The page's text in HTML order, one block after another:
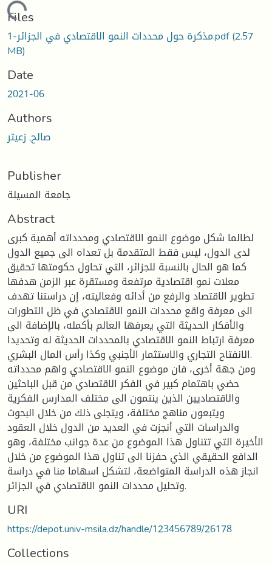
Loading...
Files
مذكرة حول محددات النمو الاقتصادي في الجزائر-1.pdf(2.57
MB)
Date
2021-06
Authors
صالح, زعيتر
Publisher
جامعة المسيلة
Abstract
لطالما شكل موضوع النمو الاقتصادي ومحدداته أهمية كبرى
لدى الدول، ليس فقط المتقدمة بل تعداه الى جميع الدول
كما هو الحال بالنسبة للجزائر، التي تحاول حكومتها تحقيق
معلات نمو اقتصادية مرتفعة ومستقرة عبر الزمن هدفها
تطوير الاقتصاد والرفع من أدائه وفعاليته، إن دراستنا تهدف
الى معرفة واقع محددات النمو الاقتصادي في ظل التطورات
والأفكار الحديثة التي يعرفها العالم بأكمله، بالإضافة الى
معرفة ارتباط النمو الاقتصادي بالمحددات الحديثة له وتحديدا
الانفتاح التجاري والاستثمار الأجنبي وكذا رأس المال البشري.
ومن جهة أخرى، فان موضوع النمو الاقتصادي واهم محدداته
حضي باهتمام كبير في الفكر الاقتصادي من قبل الباحثين
والاقتصاديين الذين ينتمون الى مختلف المدارس الفكرية
ويتبعون مناهج مختلفة، ويتجلى ذلك من خلال البحوث
والدراسات التي أنجزت في العديد من الدول خلال العقود
الأخيرة التي تتناول هذا الموضوع من عدة جوانب مختلفة، وهو
الدافع الحقيقي الذي حفزنا الى تناول هذا الموضوع من خلال
انجاز هذه الدراسة المتواضعة، لتشكل اسهاما منا في دراسة
وتحليل محددات النمو الاقتصادي في الجزائر.
URI
https://depot.univ-msila.dz/handle/123456789/26178
Collections